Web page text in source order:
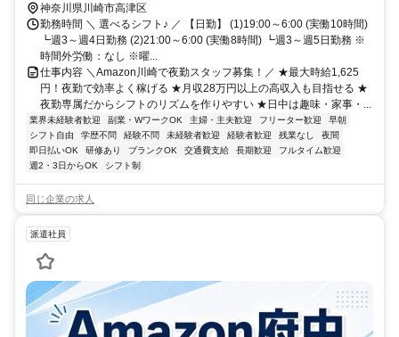
神奈川県川崎市高津区
勤務時間 ＼ 選べるシフト♪ ／ 【日勤】 (1)19:00～6:00 (実働10時間)
┗週3～週4日勤務 (2)21:00～6:00 (実働8時間) ┗週3～週5日勤務 ※
時間外労働：なし ※曜...
仕事内容 ＼Amazon川崎で夜勤スタッフ募集！／ ★最大時給1,625
円！夜勤で効率よく稼げる ★月収28万円以上の高収入も目指せる ★
夜勤専属だからシフトのリズムを作りやすい ★日中は趣味・家事・...
業界未経験者歓迎 副業・WワークOK 主婦・主夫歓迎 フリーター歓迎
早朝
シフト自由
学歴不問 経験不問 未経験者歓迎 経験者歓迎 残業なし
夜間
即日払いOK
研修あり ブランクOK 交通費支給 長期歓迎
フルタイム歓迎
週2・3日からOK
シフト制
同じ企業の求人
派遣社員